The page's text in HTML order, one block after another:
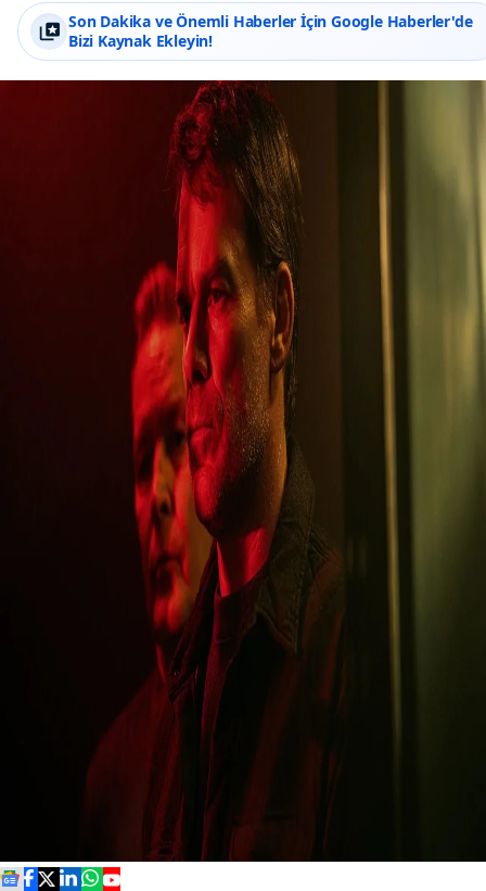
Son Dakika ve Önemli Haberler İçin Google Haberler'de
Bizi Kaynak Ekleyin!